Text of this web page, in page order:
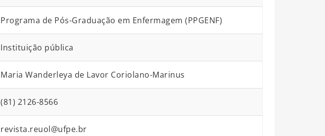
Programa de Pós-Graduação em Enfermagem (PPGENF)
Instituição pública
Maria Wanderleya de Lavor Coriolano-Marinus
(81) 2126-8566
revista.reuol@ufpe.br